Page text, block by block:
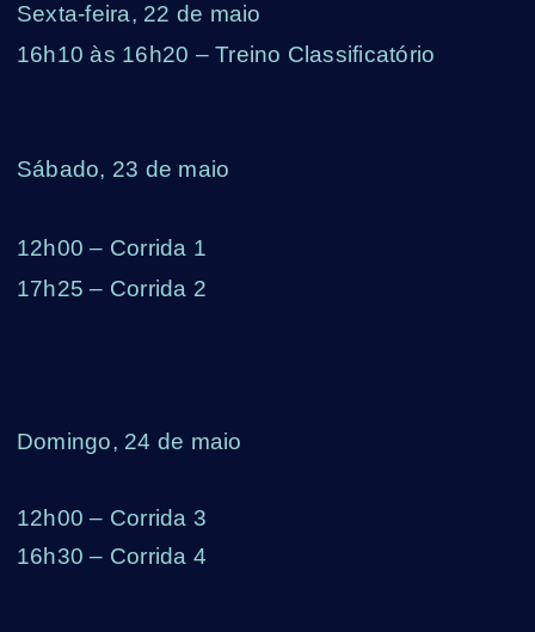
Sexta-feira, 22 de maio
16h10 às 16h20 – Treino Classificatório
Sábado, 23 de maio
12h00 – Corrida 1
17h25 – Corrida 2
Domingo, 24 de maio
12h00 – Corrida 3
16h30 – Corrida 4